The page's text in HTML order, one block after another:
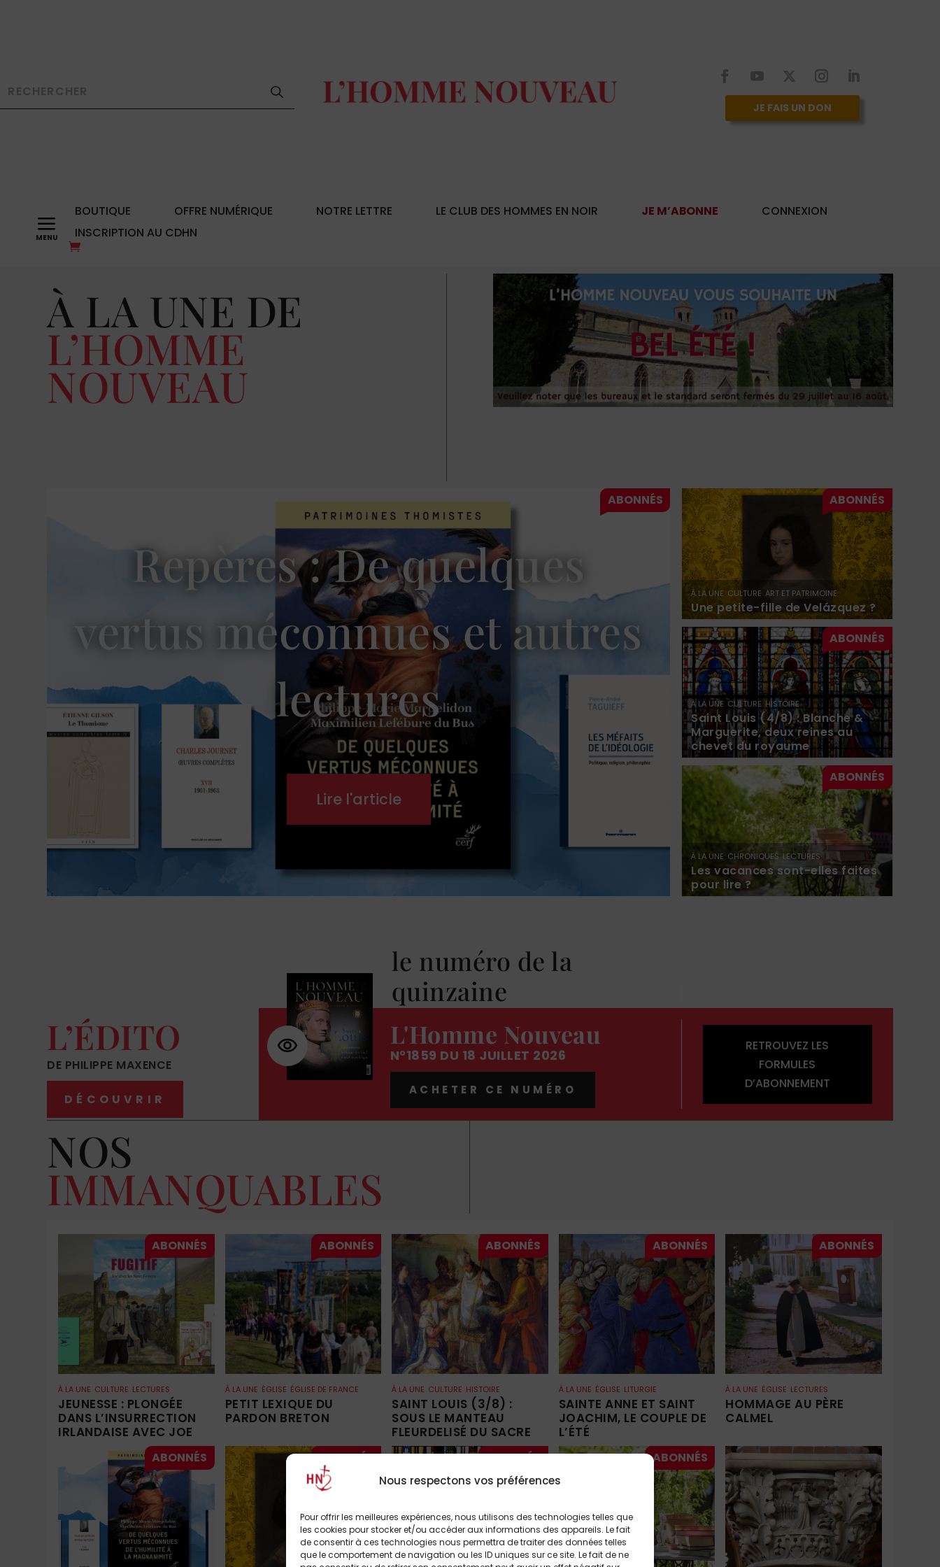
Nous respectons vos préférences
Pour offrir les meilleures expériences, nous utilisons des technologies telles que
les cookies pour stocker et/ou accéder aux informations des appareils. Le fait
de consentir à ces technologies nous permettra de traiter des données telles
que le comportement de navigation ou les ID uniques sur ce site. Le fait de ne
JE FAIS UN DON
a BOUTIQUE OFFRE NUMÉRIQUE NOTRE LETTRE LE CLUB DES HOMMES EN NOIR JE M’ABONNE
CONNEXION
INSCRIPTION AU CDHN
À LA UNE DE
L’HOMME
NOUVEAU
Repères : De quelques
vertus méconnues et autres
lectures
Lire l'article
À LA UNE CULTURE ART ET PATRIMOINE
Une petite-fille de Velázquez ?
À LA UNE CULTURE HISTOIRE
Saint Louis (4/8) : Blanche &
Marguerite, deux reines au
chevet du royaume
À LA UNE CHRONIQUES LECTURES
Les vacances sont-elles faites
pour lire ?
le numéro de la
quinzaine
L’ÉDITO
DE PHILIPPE MAXENCE
DÉCOUVRIR
L'Homme Nouveau
N°1859 DU 18 JUILLET 2026
ACHETER CE NUMÉRO
RETROUVEZ LES
FORMULES
D’ABONNEMENT
NOS
IMMANQUABLES
À LA UNE CULTURE LECTURES
JEUNESSE : PLONGÉE
DANS L’INSURRECTION
IRLANDAISE AVEC JOE
À LA UNE ÉGLISE ÉGLISE DE FRANCE
PETIT LEXIQUE DU
PARDON BRETON
À LA UNE CULTURE HISTOIRE
SAINT LOUIS (3/8) :
SOUS LE MANTEAU
FLEURDELISÉ DU SACRE
À LA UNE ÉGLISE LITURGIE
SAINTE ANNE ET SAINT
JOACHIM, LE COUPLE DE
L’ÉTÉ
À LA UNE ÉGLISE LECTURES
HOMMAGE AU PÈRE
CALMEL